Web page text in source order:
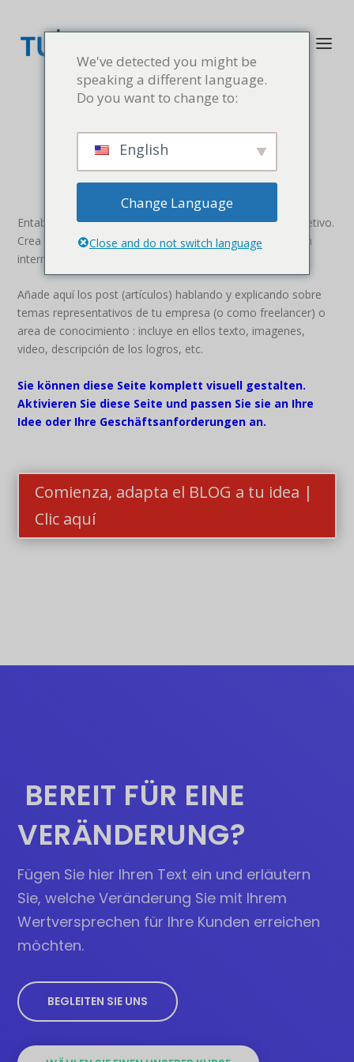
Entabla y mantén una conversación con tu audiencia objetivo.
Crea contenido valioso para ellos, mejora tu visibilidad en
internet y atrae a clientes.
Añade aquí los post (artículos) hablando y explicando sobre
temas representativos de tu empresa (o como freelancer) o
area de conocimiento : incluye en ellos texto, imagenes,
video, descripción de los logros, etc.
Sie können diese Seite komplett visuell gestalten.
Aktivieren Sie diese Seite und passen Sie sie an Ihre
Idee oder Ihre Geschäftsanforderungen an.
Comienza, adapta el BLOG a tu idea |
Clic aquí
BEREIT FÜR EINE
VERÄNDERUNG?
Fügen Sie hier Ihren Text ein und erläutern
Sie, welche Veränderung Sie mit Ihrem
Wertversprechen für Ihre Kunden erreichen
möchten.
BEGLEITEN SIE UNS
We've detected you might be
speaking a different language.
Do you want to change to:
English
Change Language
Close and do not switch language